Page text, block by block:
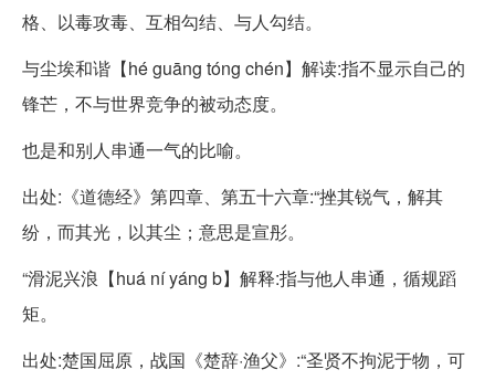
格、以毒攻毒、互相勾结、与人勾结。
与尘埃和谐【hé guāng tóng chén】解读:指不显示自己的
锋芒，不与世界竞争的被动态度。
也是和别人串通一气的比喻。
出处:《道德经》第四章、第五十六章:“挫其锐气，解其
纷，而其光，以其尘；意思是宣彤。
“滑泥兴浪【huá ní yáng b】解释:指与他人串通，循规蹈
矩。
出处:楚国屈原，战国《楚辞·渔父》:“圣贤不拘泥于物，可